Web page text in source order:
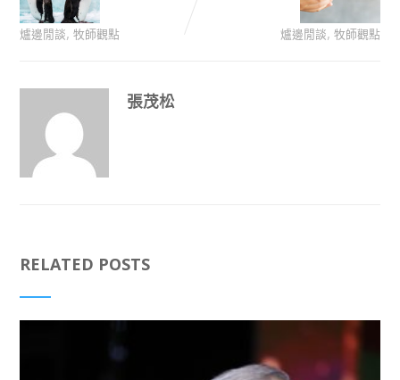
爐邊閒談, 牧師觀點 爐邊閒談,牧師觀點
張茂松
RELATED POSTS